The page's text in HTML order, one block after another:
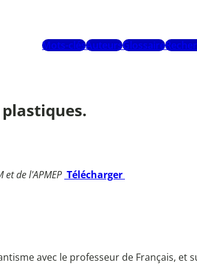
Mots-clésAuteursGlossaire
plastiques.
et de l'APMEP Télécharger
avec le professeur de Français, et